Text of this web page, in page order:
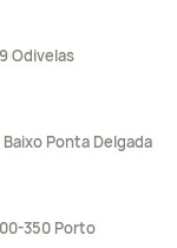
Odivelas
Ponta Delgada
350 Porto